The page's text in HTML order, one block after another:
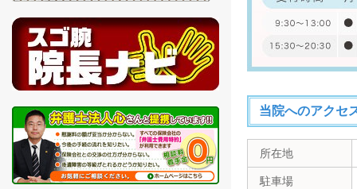
当院へのアクセ
所在地
駐車場